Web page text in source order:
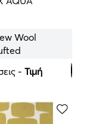
Wool
-Τιμή